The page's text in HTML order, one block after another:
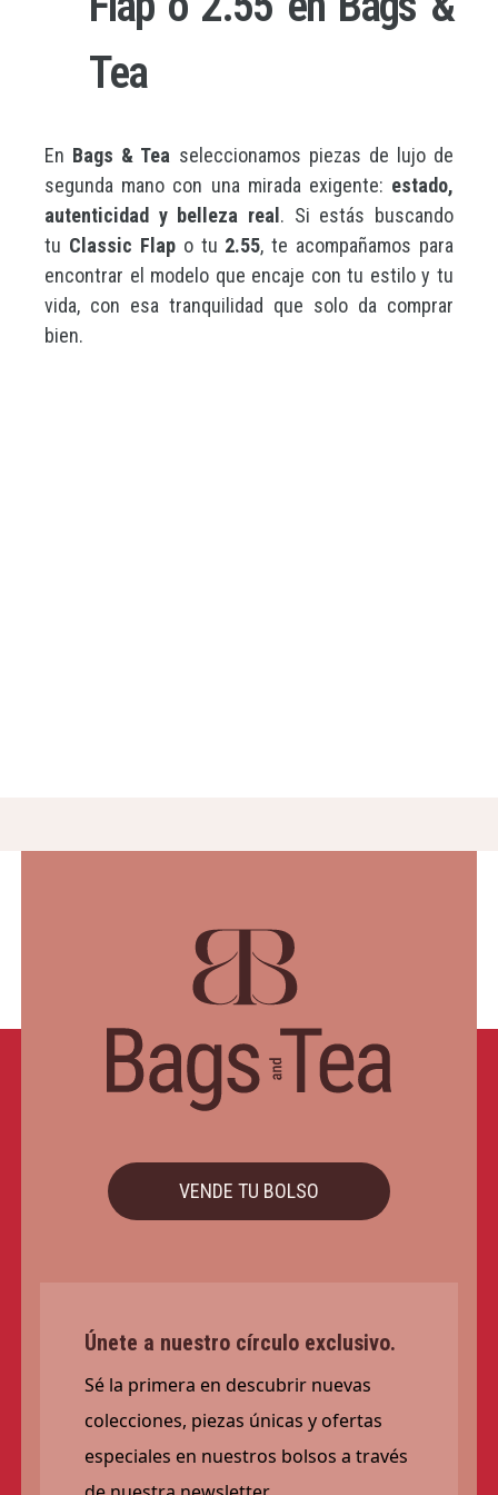
Tea
En Bags & Tea seleccionamos piezas de lujo de
segunda mano con una mirada exigente: estado,
autenticidad y belleza real . Si estás buscando
tu Classic Flapo tu 2.55, te acompañamos para
encontrar el modelo que encaje con tu estilo y tu
vida, con esa tranquilidad que solo da comprar
bien.
VENDE TU BOLSO
Únete a nuestro círculo exclusivo.
Sé la primera en descubrir nuevas
colecciones, piezas únicas y ofertas
especiales en nuestros bolsos a través